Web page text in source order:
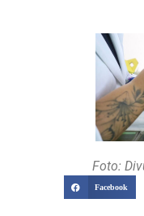
Foto:
Facebook